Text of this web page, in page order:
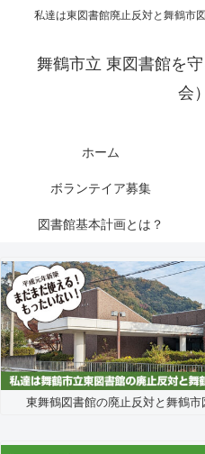
私達は東図書館廃止反対と舞鶴市
舞鶴市立 東図書館を
会）
ホーム
ボランテイア募集
図書館基本計画とは？
東舞鶴図書館の廃止反対と舞鶴